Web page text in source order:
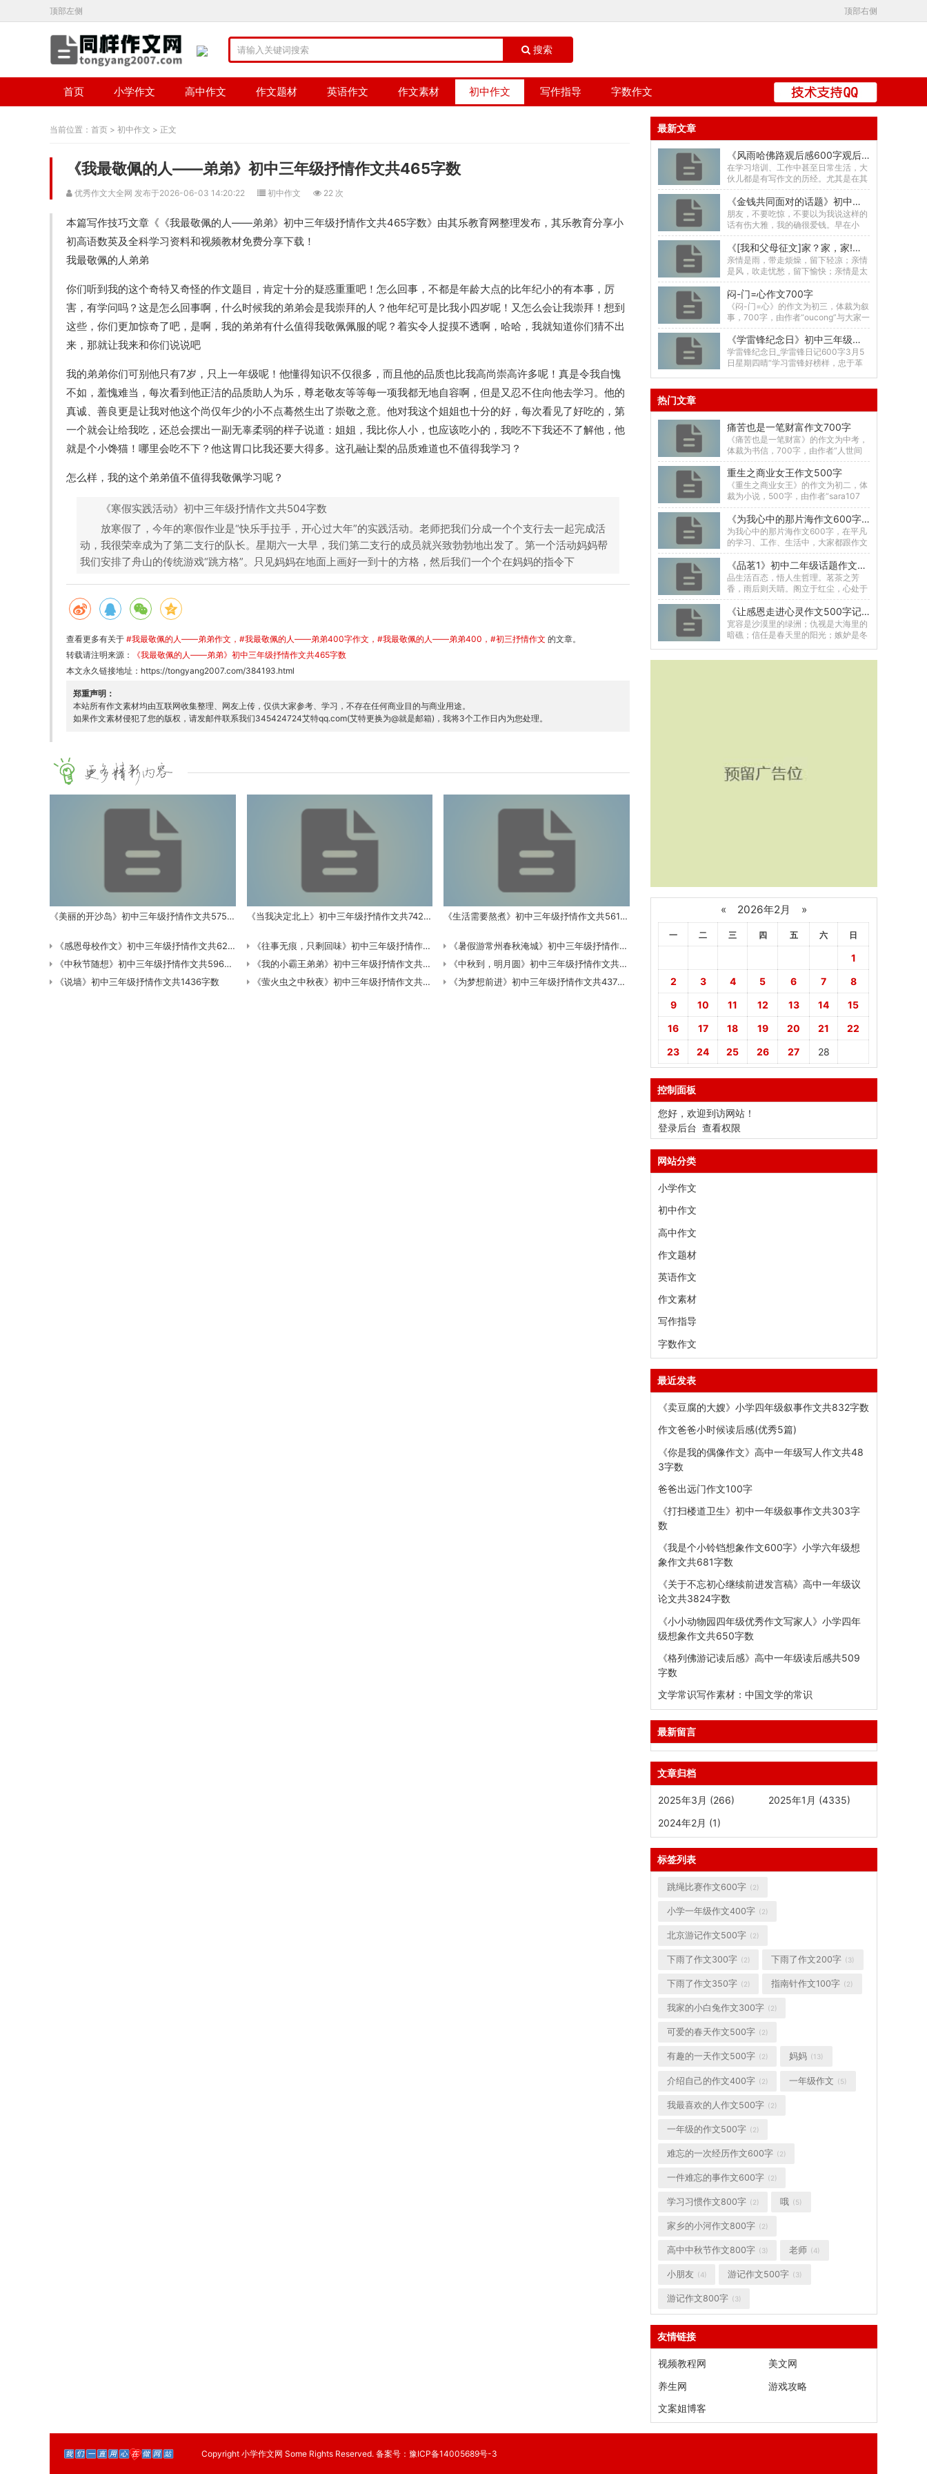
顶部右侧
顶部左侧
搜索
首页 小学作文 高中作文 作文题材 英语作文 作文素材 初中作文 写作指导 字数作文
当前位置： 首页 > 初中作文 > 正文
《我最敬佩的人——弟弟》初中三年级抒情作文共465字数
优秀作文大全网 发布于2026-06-03 14:20:22 初中作文 22 次
本篇写作技巧文章《《我最敬佩的人——弟弟》初中三年级抒情作文共465字数》由其乐教育网整理发布，其乐教育分享小
初高语数英及全科学习资料和视频教材免费分享下载！
我最敬佩的人弟弟
你们听到我的这个奇特又奇怪的作文题目，肯定十分的疑惑重重吧！怎么回事，不都是年龄大点的比年纪小的有本事，厉
害，有学问吗？这是怎么回事啊，什么时候我的弟弟会是我崇拜的人？他年纪可是比我小四岁呢！又怎么会让我崇拜！想到
这些，你们更加惊奇了吧，是啊，我的弟弟有什么值得我敬佩佩服的呢？着实令人捉摸不透啊，哈哈，我就知道你们猜不出
来，那就让我来和你们说说吧
我的弟弟你们可别他只有7岁，只上一年级呢！他懂得知识不仅很多，而且他的品质也比我高尚崇高许多呢！真是令我自愧
不如，羞愧难当，每次看到他正洁的品质助人为乐，尊老敬友等等每一项我都无地自容啊，但是又忍不住向他去学习。他的
真诚、善良更是让我对他这个尚仅年少的小不点蓦然生出了崇敬之意。他对我这个姐姐也十分的好，每次看见了好吃的，第
一个就会让给我吃，还总会摆出一副无辜柔弱的样子说道：姐姐，我比你人小，也应该吃小的，我吃不下我还不了解他，他
就是个小馋猫！哪里会吃不下？他这胃口比我还要大得多。这孔融让梨的品质难道也不值得我学习？
怎么样，我的这个弟弟值不值得我敬佩学习呢？
《寒假实践活动》初中三年级抒情作文共504字数
放寒假了，今年的寒假作业是“快乐手拉手，开心过大年”的实践活动。老师把我们分成一个个支行去一起完成活
动，我很荣幸成为了第二支行的队长。星期六一大早，我们第二支行的成员就兴致勃勃地出发了。第一个活动妈妈帮
我们安排了舟山的传统游戏“跳方格”。只见妈妈在地面上画好一到十的方格，然后我们一个个在妈妈的指令下
查看更多有关于 #我最敬佩的人——弟弟作文 #我最敬佩的人——弟弟400字作文 #我最敬佩的人——弟弟400 #初三抒情作文 的文章。
转载请注明来源：
《我最敬佩的人——弟弟》初中三年级抒情作文共465字数
本文永久链接地址： https://tongyang2007.com/384193.html
郑重声明：
本站所有作文素材均由互联网收集整理、网友上传，仅供大家参考、学习，不存在任何商业目的与商业用途。
如果作文素材侵犯了您的版权，请发邮件联系我们345424724艾特qq.com(艾特更换为@就是邮箱)，我将3个工作日内为您处理。
《美丽的开沙岛》初中三年级抒情作文共575字数 《当我决定北上》初中三年级抒情作文共742字数 《生活需要熬煮》初中三年级抒情作文共561字数
《感恩母校作文》初中三年级抒情作文共628字数 《往事无痕，只剩回味》初中三年级抒情作文共366字数
《暑假游常州春秋淹城》初中三年级抒情作文共711字数
《中秋节随想》初中三年级抒情作文共596字数
《我的小霸王弟弟》初中三年级抒情作文共668字数
《中秋到，明月圆》初中三年级抒情作文共953字数
《说墙》初中三年级抒情作文共1436字数
《萤火虫之中秋夜》初中三年级抒情作文共506字数 《为梦想前进》初中三年级抒情作文共437字数
最新文章
《风雨哈佛路观后感600字观后感 风雨哈佛路观后感5篇》初中一年级读后感共4100字数
在学习培训、工作中甚至日常生活，大
伙儿都是有写作文的历经。尤其是在其
中的话题作文，也是普遍，话题作文的
主题风格无须从原材...
《金钱共同面对的话题》初中三年级读书笔记共1046字数
朋友，不要吃惊，不要以为我说这样的
话有伤大雅，我的确很爱钱。早在小
时，那金光闪闪的小硬币在我眼里就特
有魅力，因为它就等于...
《[我和父母征文]家？家，家!》初中二年级杂文写作共1415字数
亲情是雨，带走烦燥，留下轻凉；亲情
是风，吹走忧愁，留下愉快；亲情是太
阳，带走黑暗，留下光明。亲情是最伟
大的，不管我们快乐...
闷-门=心作文700字
《闷-门=心》的作文为初三，体裁为叙
事，700字，由作者“oucong”与大家一
起分享，希望大家喜欢这篇《闷-门=
心》作...
《学雷锋纪念日》初中三年级日记写作共665字数
学雷锋纪念日_学雷锋日记600字3月5
日星期四晴“学习雷锋好榜样，忠于革
热门文章
痛苦也是一笔财富作文700字
《痛苦也是一笔财富》的作文为中考，
体裁为书信，700字，由作者“人世间
的过客”与大家一起分享，希望大家喜
欢这篇《痛苦也是...
重生之商业女王作文500字
《重生之商业女王》的作文为初二，体
裁为小说，500字，由作者“sara107
0”与大家一起分享，希望大家喜欢这篇
《重生之...
《为我心中的那片海作文600字 为我心中的那片海优秀作文》初中三年级话题作文共4038字数
为我心中的那片海作文600字，在平凡
的学习、工作、生活中，大家都跟作文
打过交道吧，作文一定要做到主题集
中，围绕同一主题作...
《品茗1》初中二年级话题作文共1044字数
品生活百态，悟人生哲理。茗茶之芳
香，雨后则天睛。阁立于红尘，心处于
静逸。一-题记“松花酿酒，春水煎
茶。”茶...
《让感恩走进心灵作文500字记叙文》初中三年级叙事作文共568字数
宽容是沙漠里的绿洲；仇视是大海里的
暗礁；信任是春天里的阳光；嫉妒是冬
« 2026年2月 »
一 二 三 四 五 六 日
1
2
3 4 5 6 7
8
9
10 11 12 13 14
15
16
17 18 19 20 21
22
23
24 25 26 27 28
控制面板
您好，欢迎到访网站！
登录后台 查看权限
网站分类
小学作文
初中作文
高中作文
作文题材
英语作文
作文素材
写作指导
字数作文
最近发表
《卖豆腐的大嫂》小学四年级叙事作文共832字数
作文爸爸小时候读后感(优秀5篇)
《你是我的偶像作文》高中一年级写人作文共48
3字数
爸爸出远门作文100字
《打扫楼道卫生》初中一年级叙事作文共303字
数
《我是个小铃铛想象作文600字》小学六年级想
象作文共681字数
《关于不忘初心继续前进发言稿》高中一年级议
论文共3824字数
《小小动物园四年级优秀作文写家人》小学四年
级想象作文共650字数
《格列佛游记读后感》高中一年级读后感共509
字数
文学常识写作素材：中国文学的常识
最新留言
文章归档
2025年3月 (266)
2025年1月 (4335)
2024年2月 (1)
标签列表
跳绳比赛作文600字 (2)
小学一年级作文400字 (2)
北京游记作文500字 (2)
下雨了作文300字 (2) 下雨了作文200字 (3)
下雨了作文350字 (2) 指南针作文100字 (2)
我家的小白兔作文300字 (2)
可爱的春天作文500字 (2)
有趣的一天作文500字 (2) 妈妈 (13)
介绍自己的作文400字 (2) 一年级作文 (5)
我最喜欢的人作文500字 (2)
一年级的作文500字 (2)
难忘的一次经历作文600字 (2)
一件难忘的事作文600字 (2)
学习习惯作文800字 (2) 哦 (5)
家乡的小河作文800字 (2)
高中中秋节作文800字 (3) 老师 (4)
小朋友 (4) 游记作文500字 (3)
游记作文800字 (3)
友情链接
视频教程网
美文网
养生网
游戏攻略
文案姐博客
Copyright 小学作文网 Some Rights Reserved. 备案号： 豫ICP备14005689号-3